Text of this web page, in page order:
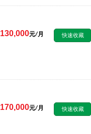
130,000元/月 快速收藏
170,000元/月 快速收藏